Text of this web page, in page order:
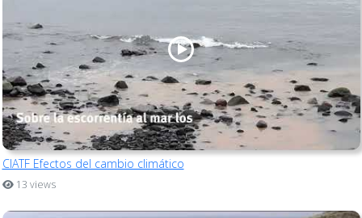
CIATF Efectos del cambio climático
13 views